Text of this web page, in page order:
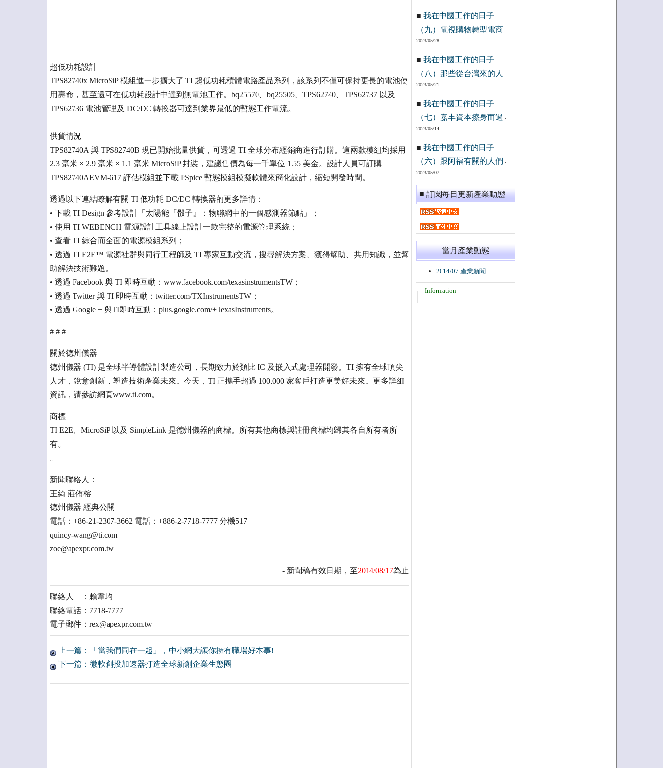
超低功耗設計
TPS82740x MicroSiP 模組進一步擴大了 TI 超低功耗積體電路產品系列，該系列不僅可保持更長的電池使
用壽命，甚至還可在低功耗設計中達到無電池工作。bq25570、bq25505、TPS62740、TPS62737 以及
TPS62736 電池管理及 DC/DC 轉換器可達到業界最低的暫態工作電流。
供貨情況
TPS82740A 與 TPS82740B 現已開始批量供貨，可透過 TI 全球分布經銷商進行訂購。這兩款模組均採用
2.3 毫米 × 2.9 毫米 × 1.1 毫米 MicroSiP 封裝，建議售價為每一千單位 1.55 美金。設計人員可訂購
TPS82740AEVM-617 評估模組並下載 PSpice 暫態模組模擬軟體來簡化設計，縮短開發時間。
透過以下連結瞭解有關 TI 低功耗 DC/DC 轉換器的更多詳情：
• 下載 TI Design 參考設計「太陽能『骰子』：物聯網中的一個感測器節點」；
• 使用 TI WEBENCH 電源設計工具線上設計一款完整的電源管理系統；
• 查看 TI 綜合而全面的電源模組系列；
• 透過 TI E2E™ 電源社群與同行工程師及 TI 專家互動交流，搜尋解決方案、獲得幫助、共用知識，並幫
助解決技術難題。
• 透過 Facebook 與 TI 即時互動：www.facebook.com/texasinstrumentsTW；
• 透過 Twitter 與 TI 即時互動：twitter.com/TXInstrumentsTW；
• 透過 Google + 與TI即時互動：plus.google.com/+TexasInstruments。
# # #
關於德州儀器
德州儀器 (TI) 是全球半導體設計製造公司，長期致力於類比 IC 及嵌入式處理器開發。TI 擁有全球頂尖
人才，銳意創新，塑造技術產業未來。今天，TI 正攜手超過 100,000 家客戶打造更美好未來。更多詳細
資訊，請參訪網頁www.ti.com。
商標
TI E2E、MicroSiP 以及 SimpleLink 是德州儀器的商標。所有其他商標與註冊商標均歸其各自所有者所
有。
。
新聞聯絡人：
王綺 莊侑榕
德州儀器 經典公關
電話：+86-21-2307-3662 電話：+886-2-7718-7777 分機517
quincy-wang@ti.com
zoe@apexpr.com.tw
- 新聞稿有效日期，至2014/08/17為止
聯絡人 ：賴韋均
聯絡電話：7718-7777
電子郵件：rex@apexpr.com.tw
上一篇：「當我們同在一起」，中小網大讓你擁有職場好本事!
下一篇：微軟創投加速器打造全球新創企業生態圈
■ 我在中國工作的日子
（九）電視購物轉型電商 -
2023/05/28
■ 我在中國工作的日子
（八）那些從台灣來的人
-
2023/05/21
■ 我在中國工作的日子
（七）嘉丰資本擦身而過 -
2023/05/14
■ 我在中國工作的日子
（六）跟阿福有關的人們 -
2023/05/07
■ 訂閱每日更新產業動態
當月產業動態
2014/07 產業新聞
Information